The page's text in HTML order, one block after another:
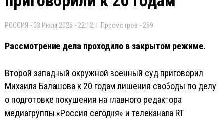
РОССИЯ - 03 Июля 2026 - 22:12 | Просмотров - 269
Рассмотрение дела проходило в закрытом режиме.
Второй западный окружной военный суд приговорил
Михаила Балашова к 20 годам лишения свободы по делу
о подготовке покушения на главного редактора
медиагруппы «Россия сегодня» и телеканала RT